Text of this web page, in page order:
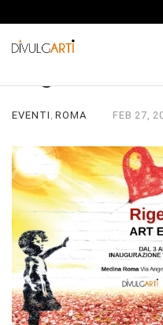
EVENTI , ROMA FEB 27,